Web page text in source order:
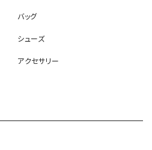
バッグ
シューズ
アクセサリー